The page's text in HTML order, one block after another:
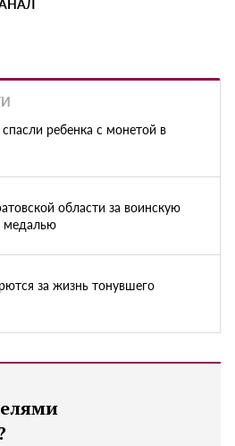
ребенка с монетой в
области за воинскую
медалью
за жизнь тонувшего